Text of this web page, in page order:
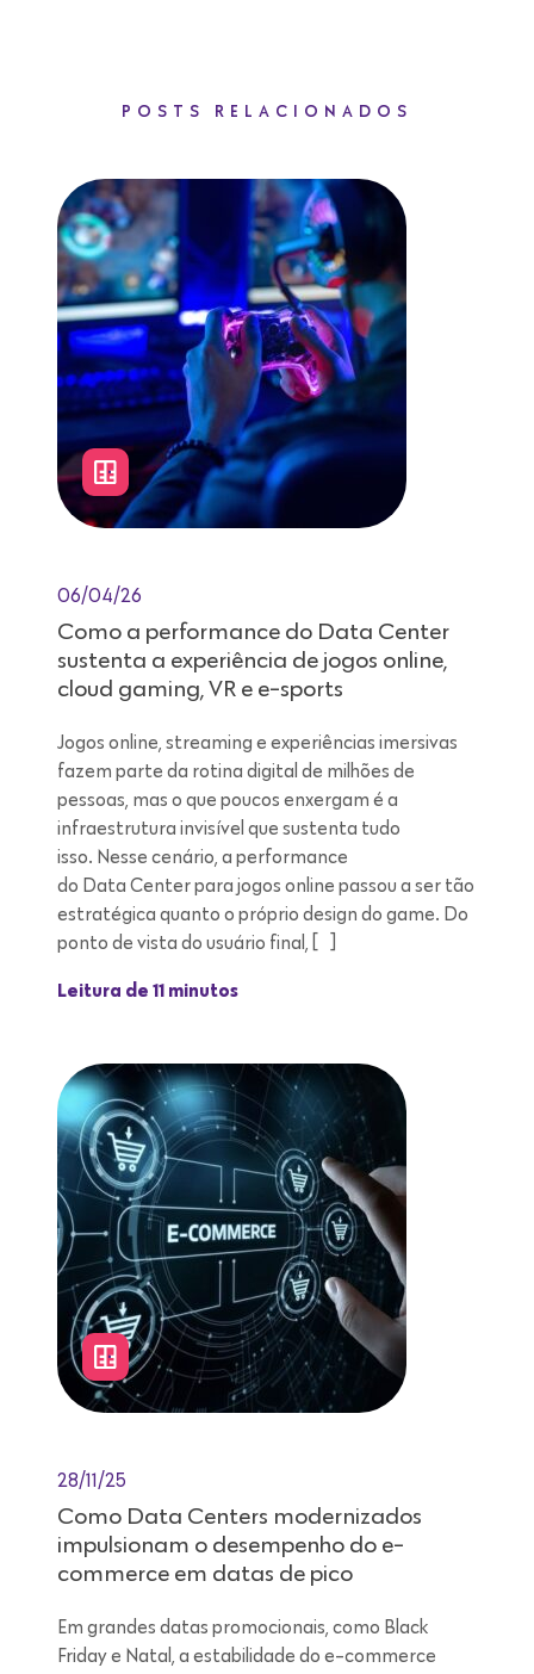
POSTS RELACIONADOS
06/04/26
Como a performance do Data Center
sustenta a experiência de jogos online,
cloud gaming, VR e e-sports
Jogos online, streaming e experiências imersivas
fazem parte da rotina digital de milhões de
pessoas, mas o que poucos enxergam é a
infraestrutura invisível que sustenta tudo
isso. Nesse cenário, a performance
do Data Center para jogos online passou a ser tão
estratégica quanto o próprio design do game. Do
ponto de vista do usuário final, […]
Leitura de 11 minutos
28/11/25
Como Data Centers modernizados
impulsionam o desempenho do e-
commerce em datas de pico
Em grandes datas promocionais, como Black
Friday e Natal, a estabilidade do e-commerce